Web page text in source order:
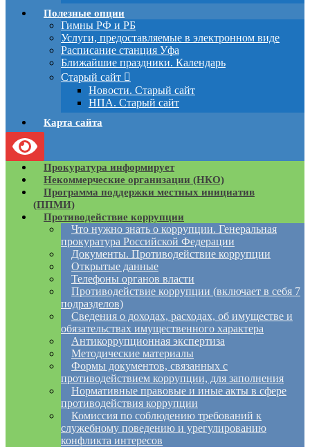
Полезные опции
Гимны РФ и РБ
Услуги, предоставляемые в электронном виде
Расписание станция Уфа
Ближайшие праздники. Календарь
Старый сайт
Новости. Старый сайт
НПА. Старый сайт
Карта сайта
Прокуратура информирует
Некоммерческие организации (НКО)
Программа поддержки местных инициатив
(ППМИ)
Противодействие коррупции
Что нужно знать о коррупции. Генеральная
прокуратура Российской Федерации
Документы. Противодействие коррупции
Открытые данные
Телефоны органов власти
Противодействие коррупции (включает в себя 7
подразделов)
Сведения о доходах, расходах, об имуществе и
обязательствах имущественного характера
Антикоррупционная экспертиза
Методические материалы
Формы документов, связанных с
противодействием коррупции, для заполнения
Нормативные правовые и иные акты в сфере
противодействия коррупции
Комиссия по соблюдению требований к
служебному поведению и урегулированию
конфликта интересов